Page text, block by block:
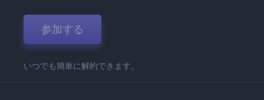
参加する
いつでも簡単に解約できます。